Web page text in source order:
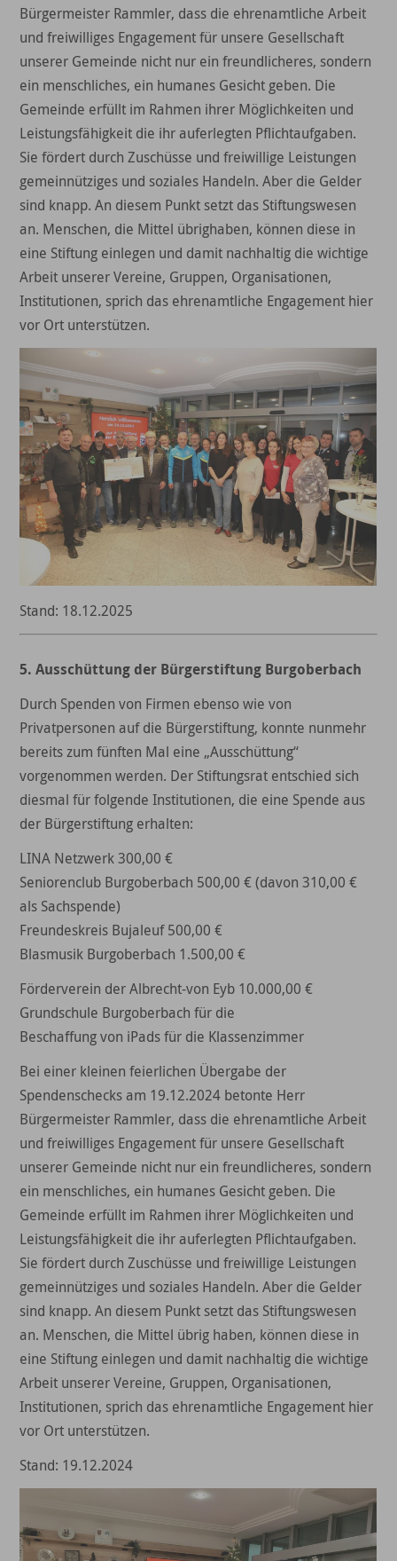
Bürgermeister Rammler, dass die ehrenamtliche Arbeit
und freiwilliges Engagement für unsere Gesellschaft
unserer Gemeinde nicht nur ein freundlicheres, sondern
ein menschliches, ein humanes Gesicht geben. Die
Gemeinde erfüllt im Rahmen ihrer Möglichkeiten und
Leistungsfähigkeit die ihr auferlegten Pflichtaufgaben.
Sie fördert durch Zuschüsse und freiwillige Leistungen
gemeinnütziges und soziales Handeln. Aber die Gelder
sind knapp. An diesem Punkt setzt das Stiftungswesen
an. Menschen, die Mittel übrighaben, können diese in
eine Stiftung einlegen und damit nachhaltig die wichtige
Arbeit unserer Vereine, Gruppen, Organisationen,
Institutionen, sprich das ehrenamtliche Engagement hier
vor Ort unterstützen.
Stand: 18.12.2025
5. Ausschüttung der Bürgerstiftung Burgoberbach
Durch Spenden von Firmen ebenso wie von
Privatpersonen auf die Bürgerstiftung, konnte nunmehr
bereits zum fünften Mal eine „Ausschüttung“
vorgenommen werden. Der Stiftungsrat entschied sich
diesmal für folgende Institutionen, die eine Spende aus
der Bürgerstiftung erhalten:
LINA Netzwerk 300,00 €
Seniorenclub Burgoberbach 500,00 € (davon 310,00 €
als Sachspende)
Freundeskreis Bujaleuf 500,00 €
Blasmusik Burgoberbach 1.500,00 €
Förderverein der Albrecht-von Eyb 10.000,00 €
Grundschule Burgoberbach für die
Beschaffung von iPads für die Klassenzimmer
Bei einer kleinen feierlichen Übergabe der
Spendenschecks am 19.12.2024 betonte Herr
Bürgermeister Rammler, dass die ehrenamtliche Arbeit
und freiwilliges Engagement für unsere Gesellschaft
unserer Gemeinde nicht nur ein freundlicheres, sondern
ein menschliches, ein humanes Gesicht geben. Die
Gemeinde erfüllt im Rahmen ihrer Möglichkeiten und
Leistungsfähigkeit die ihr auferlegten Pflichtaufgaben.
Sie fördert durch Zuschüsse und freiwillige Leistungen
gemeinnütziges und soziales Handeln. Aber die Gelder
sind knapp. An diesem Punkt setzt das Stiftungswesen
an. Menschen, die Mittel übrig haben, können diese in
eine Stiftung einlegen und damit nachhaltig die wichtige
Arbeit unserer Vereine, Gruppen, Organisationen,
Institutionen, sprich das ehrenamtliche Engagement hier
vor Ort unterstützen.
Stand: 19.12.2024